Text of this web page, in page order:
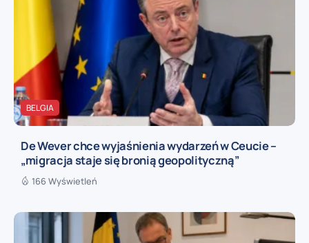
BELGIA
De Wever chce wyjaśnienia wydarzeń w Ceucie –
„migracja staje się bronią geopolityczną”
166 Wyświetleń